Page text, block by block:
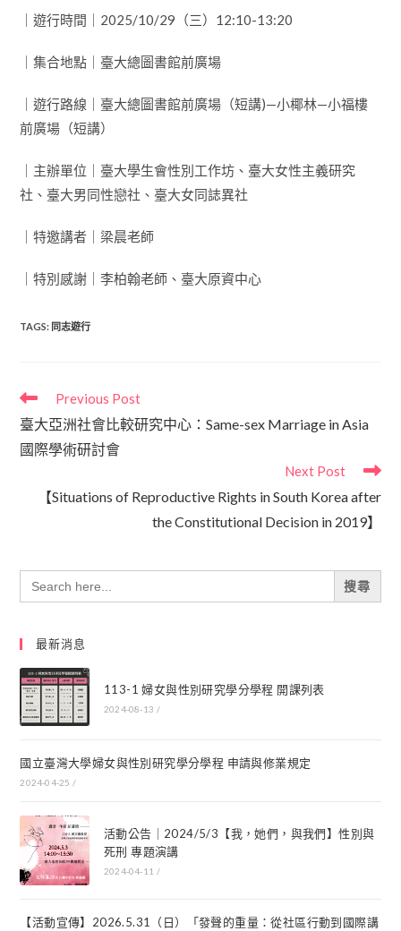
｜遊行時間｜2025/10/29（三）12:10-13:20
｜集合地點｜臺大總圖書館前廣場
｜遊行路線｜臺大總圖書館前廣場（短講)—小椰林—小福樓
前廣場（短講）
｜主辦單位｜臺大學生會性別工作坊、臺大女性主義研究
社、臺大男同性戀社、臺大女同誌異社
｜特邀講者｜梁晨老師
｜特別感謝｜李柏翰老師、臺大原資中心
TAGS: 同志遊行
Previous Post
臺大亞洲社會比較研究中心：Same-sex Marriage in Asia
國際學術研討會
Next Post
【Situations of Reproductive Rights in South Korea after
the Constitutional Decision in 2019】
Search
for:
最新消息
113-1 婦女與性別研究學分學程 開課列表
2024-08-13 /
國立臺灣大學婦女與性別研究學分學程 申請與修業規定
2024-04-25 /
活動公告｜2024/5/3【我，她們，與我們】性別與
死刑 專題演講
2024-04-11 /
【活動宣傳】2026.5.31（日）「發聲的重量：從社區行動到國際講